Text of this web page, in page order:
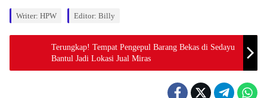
Writer: HPW Editor: Billy
Terungkap! Tempat Pengepul Barang Bekas di Sedayu
Bantul Jadi Lokasi Jual Miras